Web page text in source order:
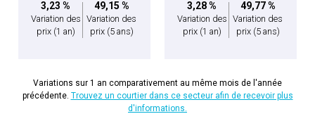
3,23 %
Variation des
prix (1 an)
49,15 %
Variation des
prix (5 ans)
3,28 %
Variation des
prix (1 an)
49,77 %
Variation des
prix (5 ans)
Variations sur 1 an comparativement au même mois de l'année
précédente. Trouvez un courtier dans ce secteur afin de recevoir plus
d'informations.